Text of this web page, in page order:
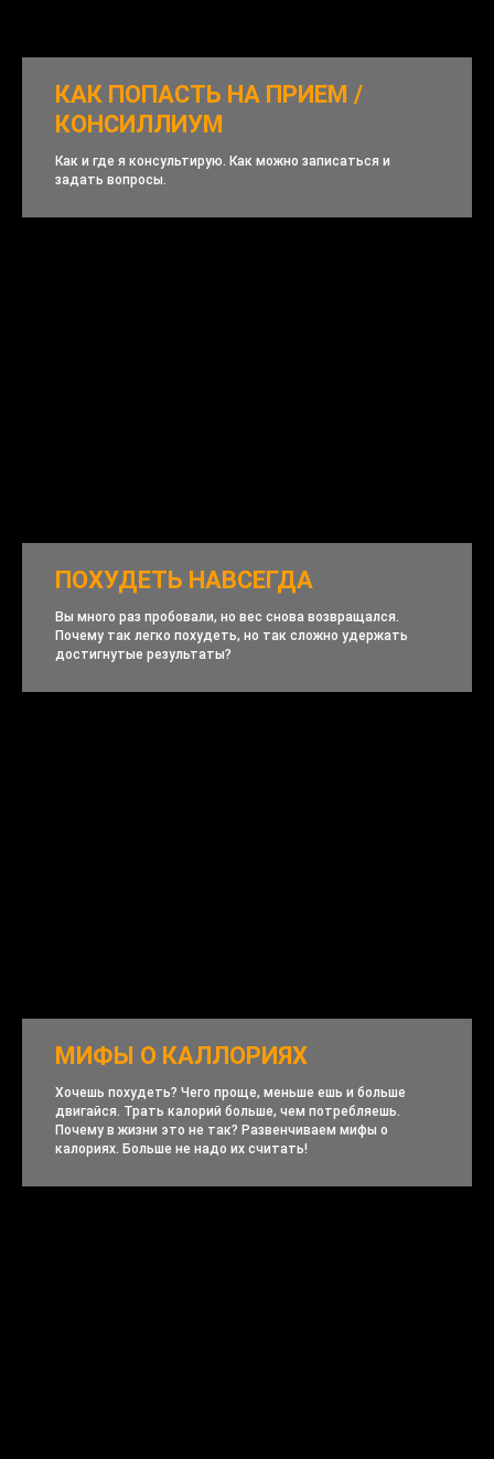
КАК ПОПАСТЬ НА ПРИЕМ /
КОНСИЛЛИУМ
Как и где я консультирую. Как можно записаться и
задать вопросы.
ПОХУДЕТЬ НАВСЕГДА
Вы много раз пробовали, но вес снова возвращался.
Почему так легко похудеть, но так сложно удержать
достигнутые результаты?
МИФЫ О КАЛЛОРИЯХ
Хочешь похудеть? Чего проще, меньше ешь и больше
двигайся. Трать калорий больше, чем потребляешь.
Почему в жизни это не так? Развенчиваем мифы о
калориях. Больше не надо их считать!